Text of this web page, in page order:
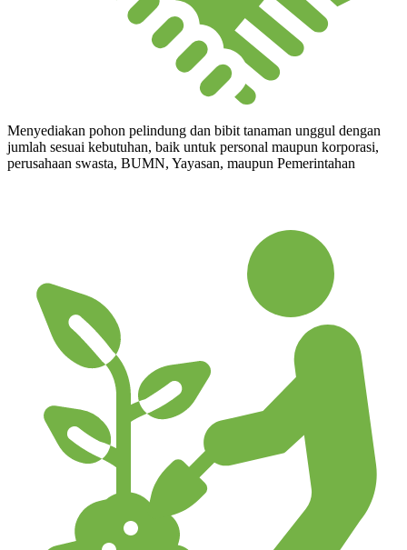
Menyediakan pohon pelindung dan bibit tanaman unggul dengan
jumlah sesuai kebutuhan, baik untuk personal maupun korporasi,
perusahaan swasta, BUMN, Yayasan, maupun Pemerintahan